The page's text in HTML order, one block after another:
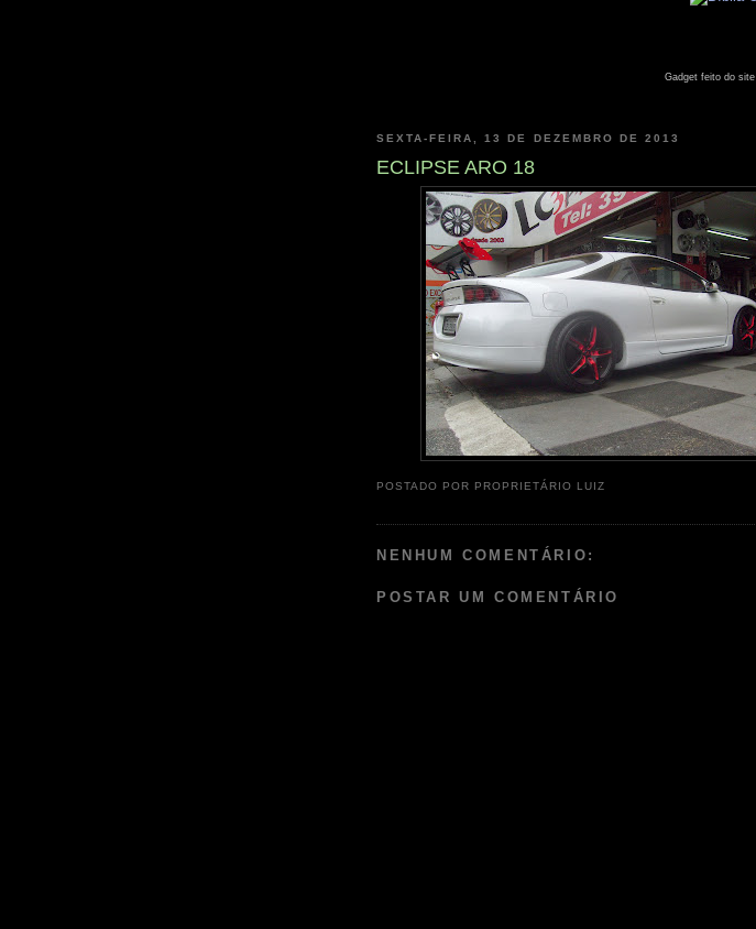
Gadget feito do site
SEXTA-FEIRA, 13 DE DEZEMBRO DE 2013
ECLIPSE ARO 18
POSTADO POR PROPRIETÁRIO LUIZ
NENHUM COMENTÁRIO:
POSTAR UM COMENTÁRIO